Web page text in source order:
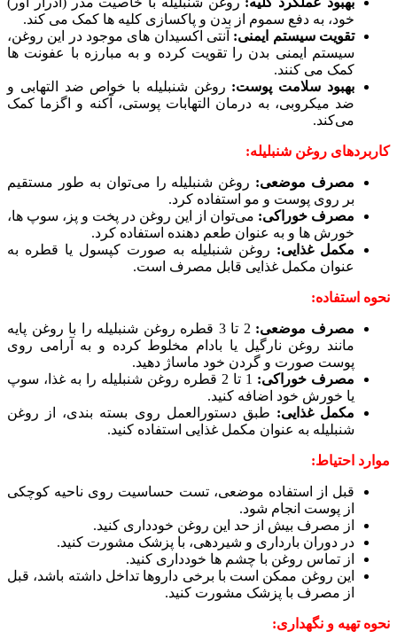
خود، به دفع سموم از بدن و پاکسازی کلیه ها کمک می کند.
تقویت سیستم ایمنی: آنتی اکسیدان های موجود در این روغن،
سیستم ایمنی بدن را تقویت کرده و به مبارزه با عفونت ها
کمک می کنند.
بهبود سلامت پوست: روغن شنبلیله با خواص ضد التهابی و
ضد میکروبی، به درمان التهابات پوستی، آکنه و اگزما کمک
می‌کند.
کاربردهای روغن شنبلیله:
مصرف موضعی: روغن شنبلیله را می‌توان به طور مستقیم
بر روی پوست و مو استفاده کرد.
مصرف خوراکی: می‌توان از این روغن در پخت و پز، سوپ ها،
خورش ها و به عنوان طعم دهنده استفاده کرد.
مکمل غذایی: روغن شنبلیله به صورت کپسول یا قطره به
عنوان مکمل غذایی قابل مصرف است.
نحوه استفاده:
مصرف موضعی:
2 تا 3 قطره روغن شنبلیله را با روغن پایه
مانند روغن نارگیل یا بادام مخلوط کرده و به آرامی روی
پوست صورت و گردن خود ماساژ دهید.
مصرف خوراکی:
1 تا 2 قطره روغن شنبلیله را به غذا، سوپ
یا خورش خود اضافه کنید.
مکمل غذایی: طبق دستورالعمل روی بسته بندی، از روغن
شنبلیله به عنوان مکمل غذایی استفاده کنید.
موارد احتیاط:
قبل از استفاده موضعی، تست حساسیت روی ناحیه کوچکی
از پوست انجام شود.
از مصرف بیش از حد این روغن خودداری کنید.
در دوران بارداری و شیردهی، با پزشک مشورت کنید.
از تماس روغن با چشم ها خودداری کنید.
این روغن ممکن است با برخی داروها تداخل داشته باشد، قبل
از مصرف با پزشک مشورت کنید.
نحوه تهیه و نگهداری: